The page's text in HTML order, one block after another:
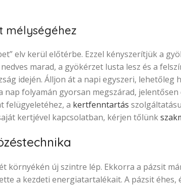
mélységéhez
elv kerül előtérbe. Ezzel kényszerítjük a
marad, a gyökérzet lusta lesz és a
idején. Álljon át a napi egyszeri, lehetőleg
folyamán gyorsan megszárad,
felügyeletéhez, a kertfenntartás
kertjével kapcsolatban, kérjen tőlünk
környékén új szintre lép. Ekkorra a pázsit
a kezdeti energiatartalékait. A pázsit éhes,